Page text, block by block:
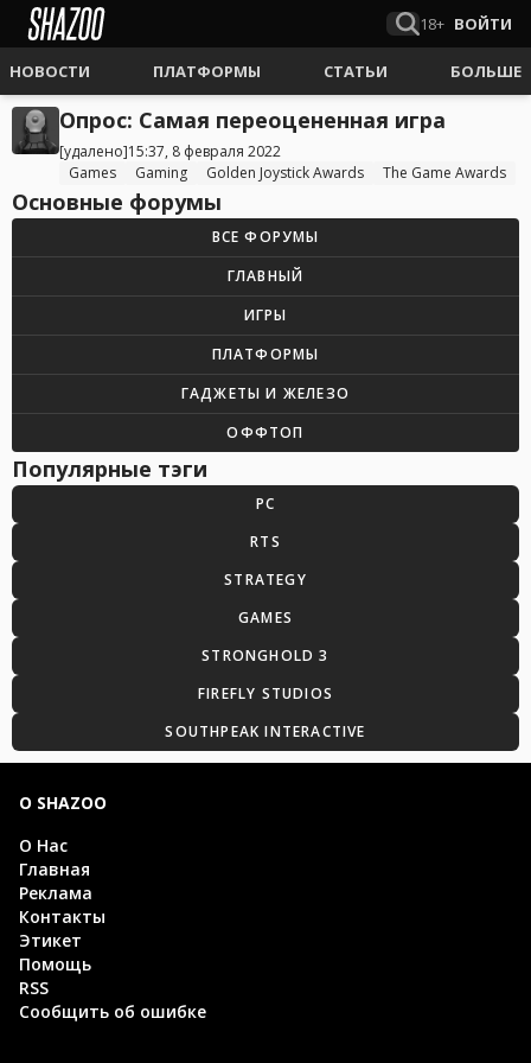
18+ ВОЙТИ
НОВОСТИ ПЛАТФОРМЫ СТАТЬИ БОЛЬШЕ
Опрос: Самая переоцененная игра
[удалено]15:37, 8 февраля 2022
Games
Gaming Golden Joystick Awards The Game Awards
Основные форумы
ВСЕ ФОРУМЫ
ГЛАВНЫЙ
ИГРЫ
ПЛАТФОРМЫ
ГАДЖЕТЫ И ЖЕЛЕЗО
ОФФТОП
Популярные тэги
PC
RTS
STRATEGY
GAMES
STRONGHOLD 3
FIREFLY STUDIOS
SOUTHPEAK INTERACTIVE
О SHAZOO
О Нас
Главная
Реклама
Контакты
Этикет
Помощь
RSS
Сообщить об ошибке